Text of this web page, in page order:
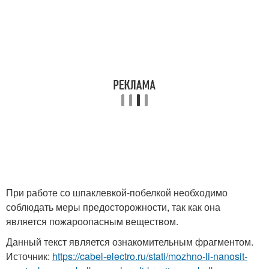
При работе со шпаклевкой-побелкой необходимо
соблюдать меры предосторожности, так как она
является пожароопасным веществом.
Данный текст является ознакомительным фрагментом.
Источник: https://cabel-electro.ru/stati/mozhno-li-nanosit-